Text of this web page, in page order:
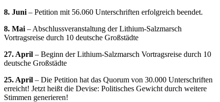
8. Juni – Petition mit 56.060 Unterschriften erfolgreich beendet.
8. Mai – Abschlussveranstaltung der Lithium-Salzmarsch
Vortragsreise durch 10 deutsche Großstädte
27. April – Beginn der Lithium-Salzmarsch Vortragsreise durch 10
deutsche Großstädte
25. April – Die Petition hat das Quorum von 30.000 Unterschriften
erreicht! Jetzt heißt die Devise: Politisches Gewicht durch weitere
Stimmen generieren!